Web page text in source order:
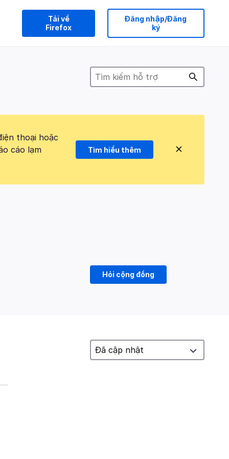
Tải về
Firefox
Đăng nhập/Đăng
ký
thoại hoặc
cáo lạm
Tìm hiểu thêm
Hỏi cộng đồng